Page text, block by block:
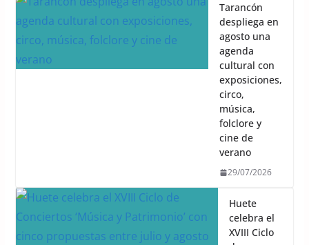
Tarancón
despliega en
agosto una
agenda
cultural con
exposiciones,
circo,
música,
folclore y
cine de
verano
29/07/2026
Huete
celebra el
XVIII Ciclo